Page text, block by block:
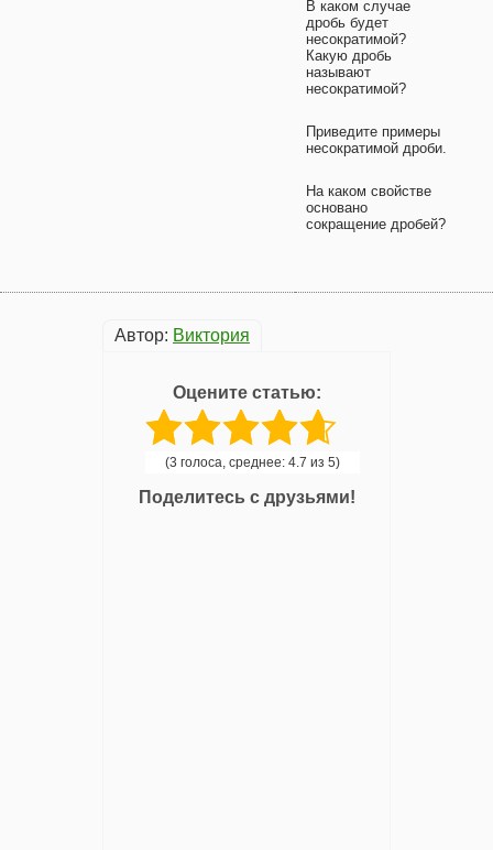
В каком случае
дробь будет
несократимой?
Какую дробь
называют
несократимой?
Приведите примеры
несократимой дроби.
На каком свойстве
основано
сокращение дробей?
Автор: Виктория
Оцените статью:
(3 голоса, среднее: 4.7 из 5)
Поделитесь с друзьями!